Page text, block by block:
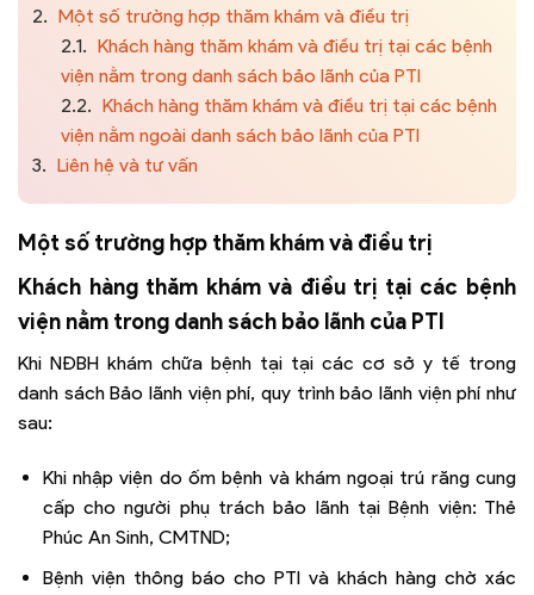
2. Một số trường hợp thăm khám và điều trị
2.1. Khách hàng thăm khám và điều trị tại các bệnh
viện nằm trong danh sách bảo lãnh của PTI
2.2. Khách hàng thăm khám và điều trị tại các bệnh
viện nằm ngoài danh sách bảo lãnh của PTI
3. Liên hệ và tư vấn
Một số trường hợp thăm khám và điều trị
Khách hàng thăm khám và điều trị tại các bệnh
viện nằm trong danh sách bảo lãnh của PTI
Khi NĐBH khám chữa bệnh tại tại các cơ sở y tế trong
danh sách Bảo lãnh viện phí, quy trình bảo lãnh viện phí như
sau:
Khi nhập viện do ốm bệnh và khám ngoại trú răng cung
cấp cho người phụ trách bảo lãnh tại Bệnh viện: Thẻ
Phúc An Sinh, CMTND;
Bệnh viện thông báo cho PTI và khách hàng chờ xác